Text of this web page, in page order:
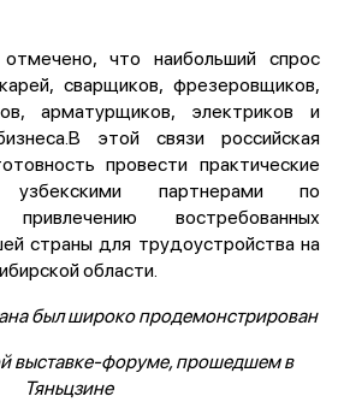
что наибольший спрос
сварщиков, фрезеровщиков,
арматурщиков, электриков и
этой связи российская
провести практические
партнерами по
привлечению востребованных
страны для трудоустройства на
области.
был широко продемонстрирован
выставке-форуме, прошедшем в
Тяньцзине